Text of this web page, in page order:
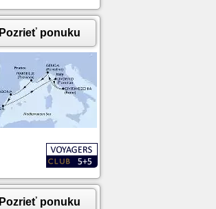
Pozrieť ponuku
Pozrieť ponuku